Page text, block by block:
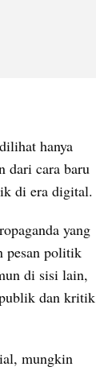
hanya
dari cara baru
di era digital.
yang
pesan politik
di sisi lain,
dan kritik
mungkin